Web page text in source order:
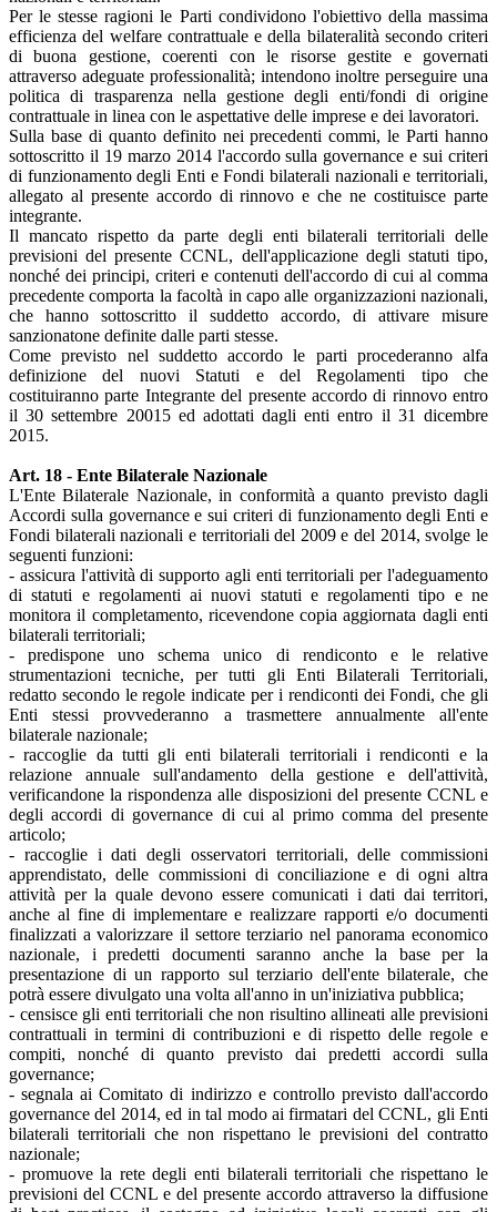
Per le stesse ragioni le Parti condividono l'obiettivo della massima
efficienza del welfare contrattuale e della bilateralità secondo criteri
di buona gestione, coerenti con le risorse gestite e governati
attraverso adeguate professionalità; intendono inoltre perseguire una
politica di trasparenza nella gestione degli enti/fondi di origine
contrattuale in linea con le aspettative delle imprese e dei lavoratori.
Sulla base di quanto definito nei precedenti commi, le Parti hanno
sottoscritto il 19 marzo 2014 l'accordo sulla governance e sui criteri
di funzionamento degli Enti e Fondi bilaterali nazionali e territoriali,
allegato al presente accordo di rinnovo e che ne costituisce parte
integrante.
Il mancato rispetto da parte degli enti bilaterali territoriali delle
previsioni del presente CCNL, dell'applicazione degli statuti tipo,
nonché dei principi, criteri e contenuti dell'accordo di cui al comma
precedente comporta la facoltà in capo alle organizzazioni nazionali,
che hanno sottoscritto il suddetto accordo, di attivare misure
sanzionatone definite dalle parti stesse.
Come previsto nel suddetto accordo le parti procederanno alfa
definizione del nuovi Statuti e del Regolamenti tipo che
costituiranno parte Integrante del presente accordo di rinnovo entro
il 30 settembre 20015 ed adottati dagli enti entro il 31 dicembre
2015.
Art. 18 - Ente Bilaterale Nazionale
L'Ente Bilaterale Nazionale, in conformità a quanto previsto dagli
Accordi sulla governance e sui criteri di funzionamento degli Enti e
Fondi bilaterali nazionali e territoriali del 2009 e del 2014, svolge le
seguenti funzioni:
- assicura l'attività di supporto agli enti territoriali per l'adeguamento
di statuti e regolamenti ai nuovi statuti e regolamenti tipo e ne
monitora il completamento, ricevendone copia aggiornata dagli enti
bilaterali territoriali;
- predispone uno schema unico di rendiconto e le relative
strumentazioni tecniche, per tutti gli Enti Bilaterali Territoriali,
redatto secondo le regole indicate per i rendiconti dei Fondi, che gli
Enti stessi provvederanno a trasmettere annualmente all'ente
bilaterale nazionale;
- raccoglie da tutti gli enti bilaterali territoriali i rendiconti e la
relazione annuale sull'andamento della gestione e dell'attività,
verificandone la rispondenza alle disposizioni del presente CCNL e
degli accordi di governance di cui al primo comma del presente
articolo;
- raccoglie i dati degli osservatori territoriali, delle commissioni
apprendistato, delle commissioni di conciliazione e di ogni altra
attività per la quale devono essere comunicati i dati dai territori,
anche al fine di implementare e realizzare rapporti e/o documenti
finalizzati a valorizzare il settore terziario nel panorama economico
nazionale, i predetti documenti saranno anche la base per la
presentazione di un rapporto sul terziario dell'ente bilaterale, che
potrà essere divulgato una volta all'anno in un'iniziativa pubblica;
- censisce gli enti territoriali che non risultino allineati alle previsioni
contrattuali in termini di contribuzioni e di rispetto delle regole e
compiti, nonché di quanto previsto dai predetti accordi sulla
governance;
- segnala ai Comitato di indirizzo e controllo previsto dall'accordo
governance del 2014, ed in tal modo ai firmatari del CCNL, gli Enti
bilaterali territoriali che non rispettano le previsioni del contratto
nazionale;
- promuove la rete degli enti bilaterali territoriali che rispettano le
previsioni del CCNL e del presente accordo attraverso la diffusione